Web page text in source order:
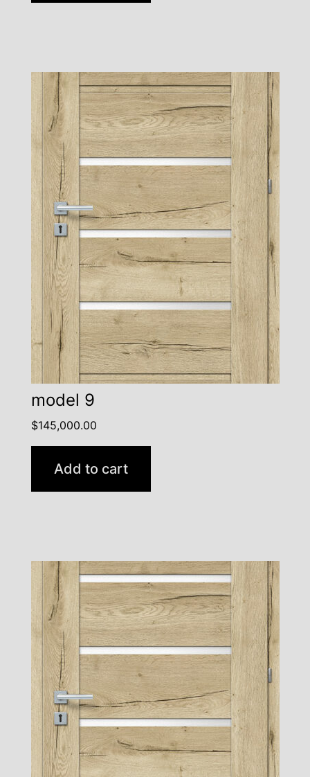
model 9
$145,000.00
Add to cart